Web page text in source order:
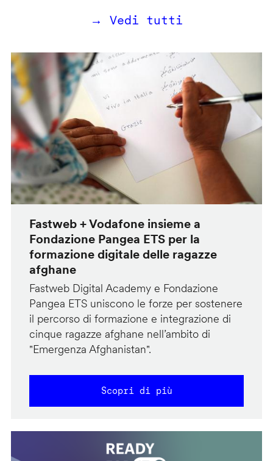
→ Vedi tutti
Fastweb + Vodafone insieme a
Fondazione Pangea ETS per la
formazione digitale delle ragazze
afghane
Fastweb Digital Academy e Fondazione
Pangea ETS uniscono le forze per sostenere
il percorso di formazione e integrazione di
cinque ragazze afghane nell’ambito di
"Emergenza Afghanistan".
Scopri di più